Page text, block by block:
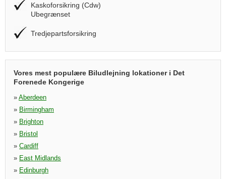
Kaskoforsikring (Cdw)
Ubegrænset
Tredjepartsforsikring
Vores mest populære Biludlejning lokationer i Det
Forenede Kongerige
» Aberdeen
» Birmingham
» Brighton
» Bristol
» Cardiff
» East Midlands
» Edinburgh